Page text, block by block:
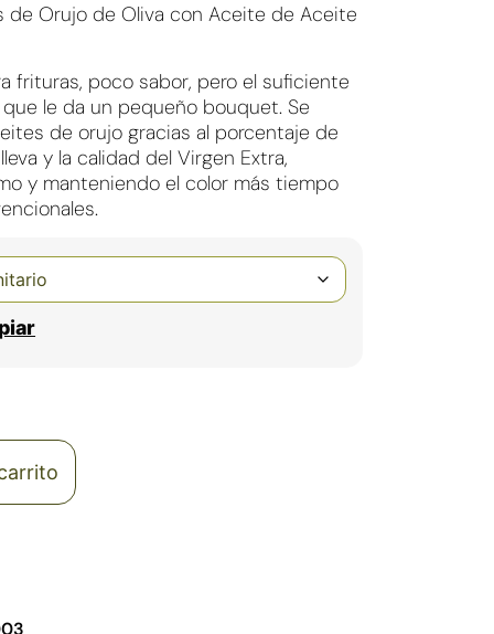
de Orujo de Oliva con Aceite de Aceite
frituras, poco sabor, pero el suficiente
le da un pequeño bouquet. Se
de orujo gracias al porcentaje de
y la calidad del Virgen Extra,
y manteniendo el color más tiempo